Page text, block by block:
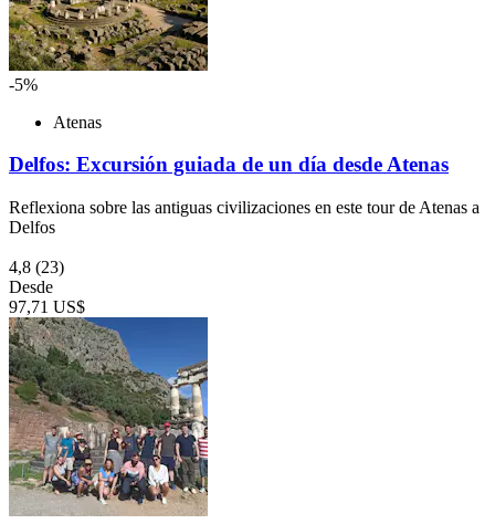
-5%
Atenas
Delfos: Excursión guiada de un día desde Atenas
Reflexiona sobre las antiguas civilizaciones en este tour de Atenas a
Delfos
4,8 (23)
Desde
97,71 US$